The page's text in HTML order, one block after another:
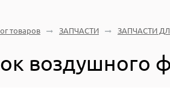
товаров ЗАПЧАСТИ ЗАПЧАСТИ
воздушного